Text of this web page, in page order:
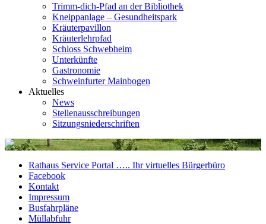
Trimm-dich-Pfad an der Bibliothek
Kneippanlage – Gesundheitspark
Kräuterpavillon
Kräuterlehrpfad
Schloss Schwebheim
Unterkünfte
Gastronomie
Schweinfurter Mainbogen
Aktuelles
News
Stellenausschreibungen
Sitzungsniederschriften
Rathaus Service Portal ….. Ihr virtuelles Bürgerbüro
Facebook
Kontakt
Impressum
Busfahrpläne
Müllabfuhr